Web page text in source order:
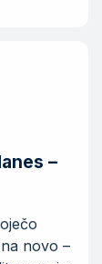
–
novo –